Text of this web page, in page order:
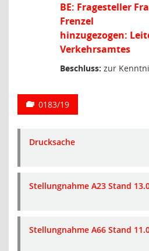
BE: Fragesteller
Frenzel
hinzugezogen:
Verkehrsamtes
Beschluss: zur
0183/19
Drucksache
Stellungnahme A23 Stand
Stellungnahme A66 Stand